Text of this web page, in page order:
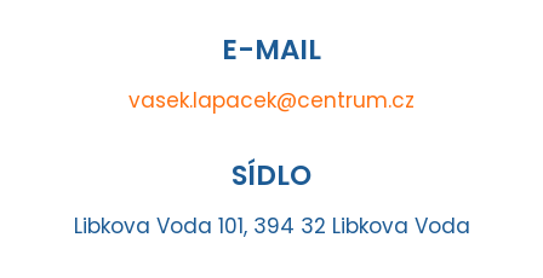
E-MAIL
vasek.lapacek@centrum.cz
SÍDLO
Libkova Voda 101, 394 32 Libkova Voda